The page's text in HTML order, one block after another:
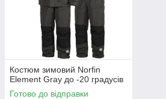
Костюм зимовий Norfin
Element Gray до -20 градусів
Готово до відправки